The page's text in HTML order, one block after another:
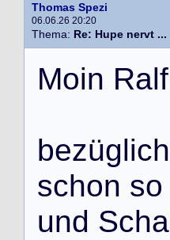
Thomas Spezi
06.06.26 20:20
Thema: Re: Hupe nervt ...
Moin Ralf
bezüglich
schon so
und Scha